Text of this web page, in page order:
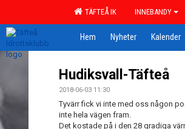
TÄFTEÅ IK INNEBANDY
Hem Nyheter Kalender
Hudiksvall-Täfteå
2018-06-03 11:30
Tyvärr fick vi inte med oss någon
inte hela vägen fram.
Det kostade på i den 28 gradiga